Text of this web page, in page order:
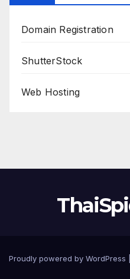
Domain Registration
ShutterStock
Web Hosting
Proudly powered by WordPress